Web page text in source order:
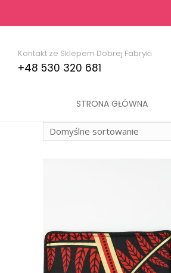
Kontakt ze Sklepem Dobrej Fabryki
+48 530 320 681
STRONA GŁÓWNA